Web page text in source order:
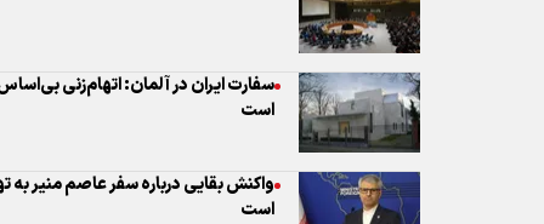
سفارت ایران در آلمان: اتهام‌زنی
است
واکنش بقایی درباره سفر عاصم منیر به
است